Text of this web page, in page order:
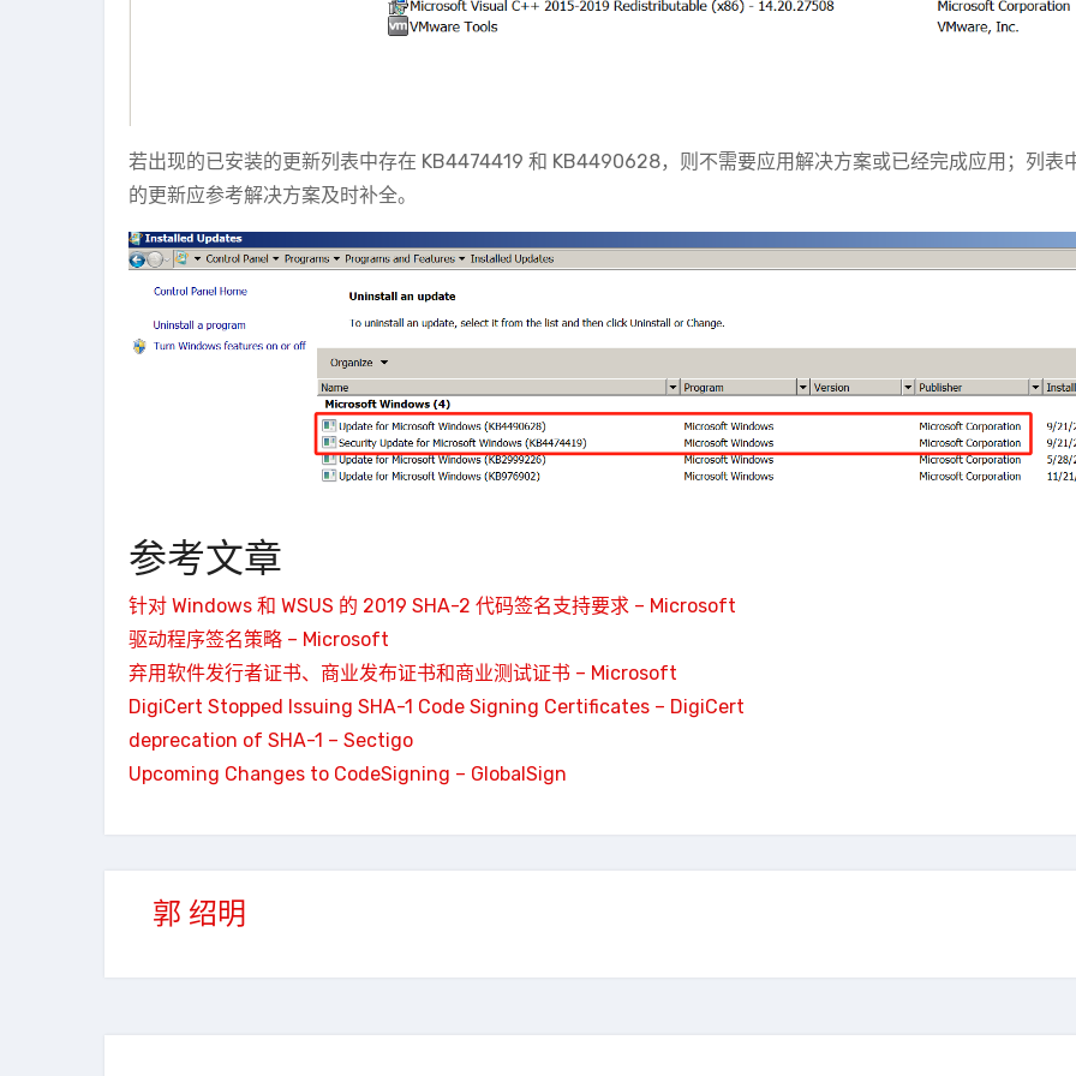
若出现的已安装的更新列表中存在 KB4474419 和 KB4490628，则不需要应用解决方案或已经完成应用；列表
的更新应参考解决方案及时补全。
参考文章
针对 Windows 和 WSUS 的 2019 SHA-2 代码签名支持要求 – Microsoft
驱动程序签名策略 – Microsoft
弃用软件发行者证书、商业发布证书和商业测试证书 – Microsoft
DigiCert Stopped Issuing SHA-1 Code Signing Certificates – DigiCert
deprecation of SHA-1 – Sectigo
Upcoming Changes to CodeSigning – GlobalSign
郭 绍明